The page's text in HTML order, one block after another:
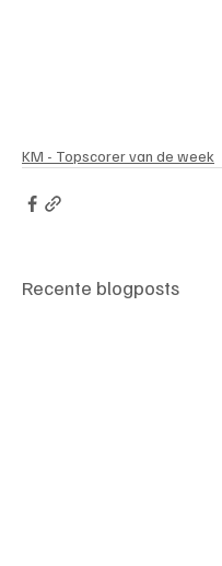
KM - Topscorer van de week
Recente blogposts